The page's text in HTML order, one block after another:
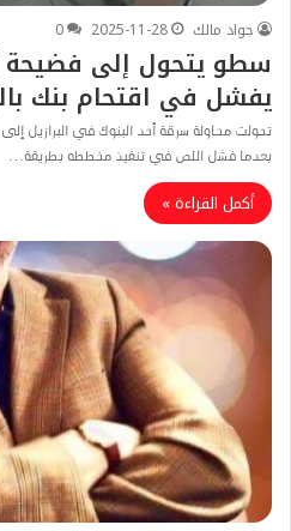
جواد مالك
2025-11-28
0
سطو يتحول إلى فضيحة
يفشل في اقتحام بنك
تحولت محاولة سرقة أحد البنوك في البرازيل
بعدما فشل اللص في تنفيذ مخططه بطريقة…
أكمل القراءة »